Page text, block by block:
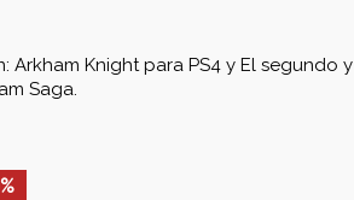
Arkham Knight para PS4 y El segundo y
Saga.